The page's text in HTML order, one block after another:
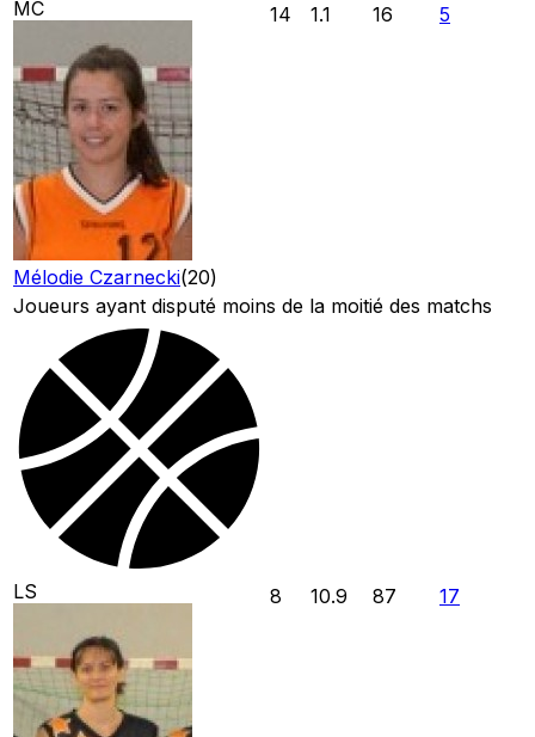
MC
Mélodie Czarnecki(20)
14 1.1 16 5
Joueurs ayant disputé moins de la moitié des matchs
LS 8 10.9 87 17